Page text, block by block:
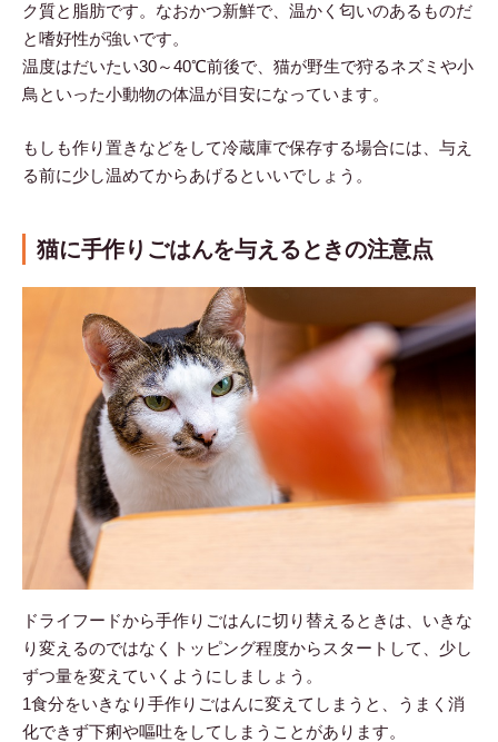
ク質と脂肪です。なおかつ新鮮で、温かく匂いのあるものだ
と嗜好性が強いです。
温度はだいたい30～40℃前後で、猫が野生で狩るネズミや小
鳥といった小動物の体温が目安になっています。
もしも作り置きなどをして冷蔵庫で保存する場合には、与え
る前に少し温めてからあげるといいでしょう。
猫に手作りごはんを与えるときの注意点
ドライフードから手作りごはんに切り替えるときは、いきな
り変えるのではなくトッピング程度からスタートして、少し
ずつ量を変えていくようにしましょう。
1食分をいきなり手作りごはんに変えてしまうと、うまく消
化できず下痢や嘔吐をしてしまうことがあります。